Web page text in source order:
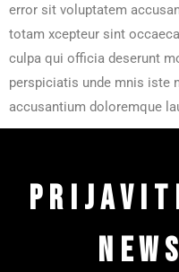
error sit voluptatem
totam xcepteur sint
culpa qui officia deserunt
perspiciatis unde mnis iste
accusantium doloremque